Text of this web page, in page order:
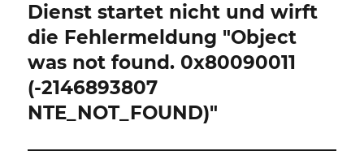
Beitrag:
Dienst startet nicht und wirft
die Fehlermeldung "Object
was not found. 0x80090011
(-2146893807
NTE_NOT_FOUND)"